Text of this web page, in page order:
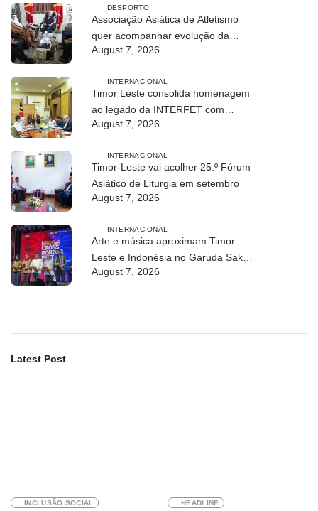
DESPORTO
Associação Asiática de Atletismo
quer acompanhar evolução da
modalidade em Timor Leste
August 7, 2026
INTERNACIONAL
Timor Leste consolida homenagem
ao legado da INTERFET com
avanço de memorial
August 7, 2026
INTERNACIONAL
Timor-Leste vai acolher 25.º Fórum
Asiático de Liturgia em setembro
August 7, 2026
INTERNACIONAL
Arte e música aproximam Timor
Leste e Indonésia no Garuda Sakti
Crossborder Fest 2026
August 7, 2026
Latest Post
INCLUSÃO SOCIAL HEADLINE